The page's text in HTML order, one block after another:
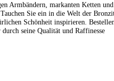
Armbändern, markanten Ketten und
Sie ein in die Welt der
Schönheit inspirieren.
seine Qualität und Raffinesse